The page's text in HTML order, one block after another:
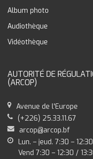
Album photo
Audiothèque
Vidéothèque
AUTORITÉ DE
(ARCOP)
Avenue de l'Europe
(+226) 25.33.11.67
arcop@arcop.bf
Lun. – jeud. 7:30 –
Vend 7:30 – 12:30 /